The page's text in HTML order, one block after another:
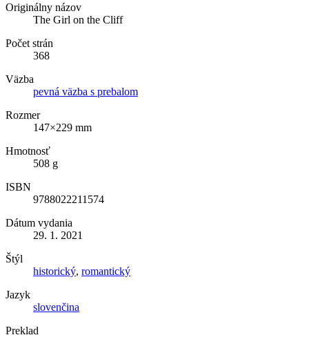
Originálny názov
The Girl on the Cliff
Počet strán
368
Väzba
pevná väzba s prebalom
Rozmer
147×229 mm
Hmotnosť
508 g
ISBN
9788022211574
Dátum vydania
29. 1. 2021
Štýl
historický, romantický
Jazyk
slovenčina
Preklad